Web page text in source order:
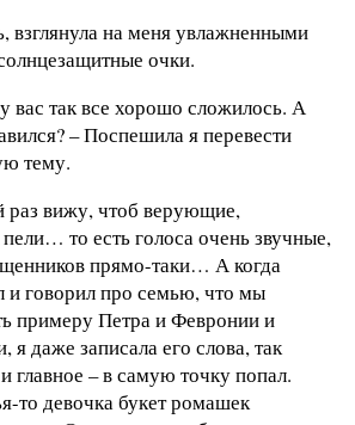
взглянула на меня увлажненными
очки.
вас так все хорошо сложилось. А
– Поспешила я перевести
тему.
раз вижу, чтоб верующие,
то есть голоса очень звучные,
прямо-таки… А когда
и говорил про семью, что мы
примеру Петра и Февронии и
я даже записала его слова, так
главное – в самую точку попал.
то девочка букет ромашек